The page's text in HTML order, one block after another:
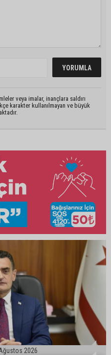
veya imalar, inançlara saldırı
karakter kullanılmayan ve büyük
2026